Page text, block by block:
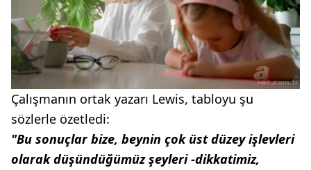
Çalışmanın ortak yazarı Lewis, tabloyu şu
sözlerle özetledi:
"Bu sonuçlar bize, beynin çok üst düzey işlevleri
olarak düşündüğümüz şeyleri -dikkatimiz,